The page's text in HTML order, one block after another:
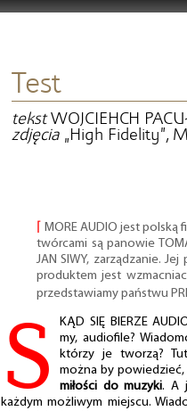
Test
tekstWOJCIEHCH
zdjęcia „High Fidelity”,
MORE AUDIO jest polską
twórcami są panowie
JAN SIWY, zarządzanie.
produktem jest
przedstawiamy państwu
S
KĄD SIĘ BIERZE
my, audiofile?
którzy je tworzą?
można by
miłości do muzyki. A
każdym możliwym miejscu.